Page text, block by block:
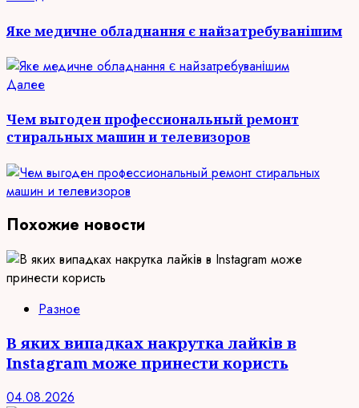
чтение
Яке медичне обладнання є найзатребуванішим
ДалееСледующая
Чем выгоден профессиональный ремонт
стиральных машин и телевизоров
Похожие новости
Разное
В яких випадках накрутка лайків в
Instagram може принести користь
04.08.2026